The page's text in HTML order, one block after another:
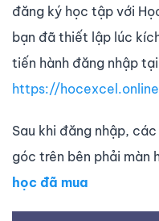
đăng ký học tập với
bạn đã thiết lập lúc
tiến hành đăng nhập
https://
Sau khi đăng nhập,
góc trên bên phải màn
học đã mua